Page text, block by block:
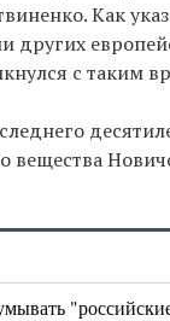
Как
других
с
вещества